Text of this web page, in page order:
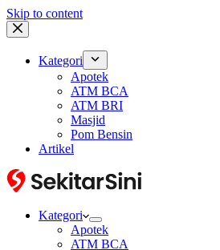
Skip to content
Kategori
Apotek
ATM BCA
ATM BRI
Masjid
Pom Bensin
Artikel
Kategori
Apotek
ATM BCA